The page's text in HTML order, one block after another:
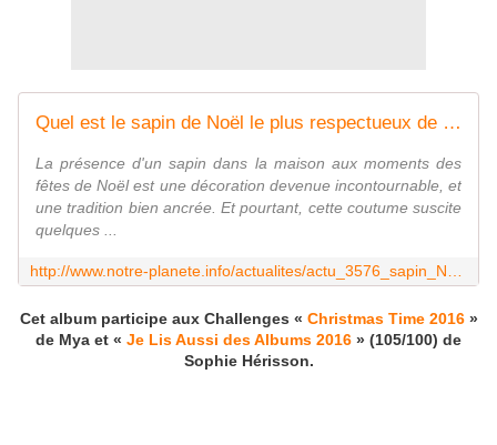
Quel est le sapin de Noël le plus respectueux de l'environnement ? - notre-planete.info
La présence d'un sapin dans la maison aux moments des
fêtes de Noël est une décoration devenue incontournable, et
une tradition bien ancrée. Et pourtant, cette coutume suscite
quelques ...
Cet album participe aux Challenges « Christmas Time 2016»
de Mya et « Je Lis Aussi des Albums 2016 » (105/100) de
Sophie Hérisson.